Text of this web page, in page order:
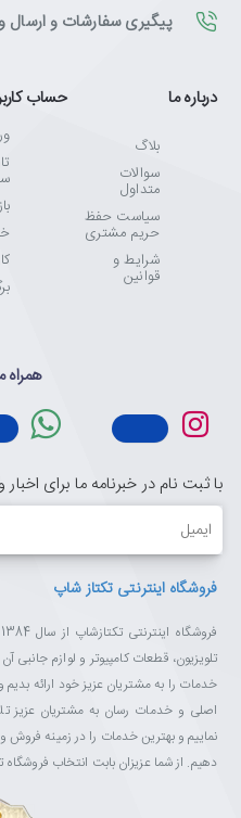
پیگیری سفارشات و ارسال و
درباره ما
بلاگ
سوالات
متداول
سیاست حفظ
حریم مشتری
شرایط و
قوانین
حساب
همراه
با ثبت نام در خبرنامه ما برای
ایمیل
فروشگاه اینترنتی تکتاز شاپ
تلویزیون، قطعات کامپیوتر و لوازم
خدمات را به مشتریان عزیز خود ارائه بدیم
اصلی و خدمات رسان به مشتریان عزیز
نماییم و بهترین خدمات را در زمینه فروش
دهیم. از شما عزیزان بابت انتخاب